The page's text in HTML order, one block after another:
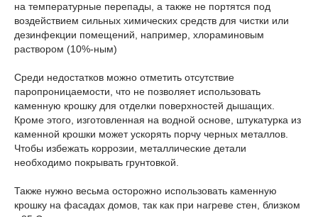
на температурные перепады, а также не портятся под
воздействием сильных химических средств для чистки или
дезинфекции помещений, например, хлораминовым
раствором (10%-ным)
Среди недостатков можно отметить отсутствие
паропроницаемости, что не позволяет использовать
каменную крошку для отделки поверхностей дышащих.
Кроме этого, изготовленная на водной основе, штукатурка из
каменной крошки может ускорять порчу черных металлов.
Чтобы избежать коррозии, металлические детали
необходимо покрывать грунтовкой.
Также нужно весьма осторожно использовать каменную
крошку на фасадах домов, так как при нагреве стен, близком